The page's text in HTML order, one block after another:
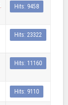
Hits: 9458
Hits: 23322
Hits: 11160
Hits: 9110